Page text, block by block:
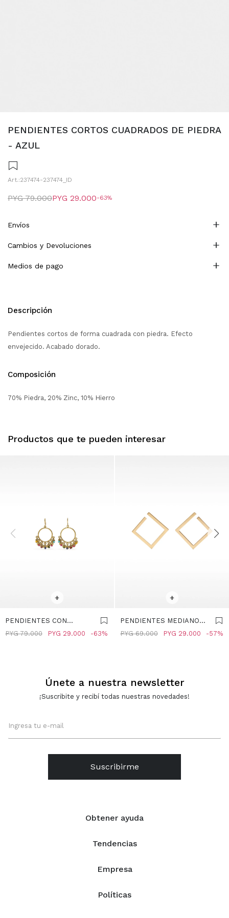
PENDIENTES CORTOS CUADRADOS DE PIEDRA
- AZUL
237474-237474_ID
PYG 29.000
PYG 79.000 63
Envíos
Cambios y Devoluciones
Medios de pago
Descripción
Pendientes cortos de forma cuadrada con piedra. Efecto
envejecido. Acabado dorado.
Composición
70% Piedra, 20% Zinc, 10% Hierro
Productos que te pueden interesar
+
PENDIENTES CON
CUENTAS MULTICOLOR -
PYG 29.000
PYG 79.000 63
+
PENDIENTES MEDIANOS
ROMBO - DORADO
PYG 29.000
PYG 69.000 57
Obtener ayuda
Tendencias
Empresa
Políticas
Únete a nuestra newsletter
¡Suscribite y recibí todas nuestras novedades!
Suscribirme